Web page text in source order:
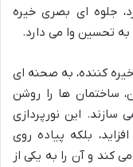
جلوه ای بصری خیره
به تحسین وا می دارد.
کننده، به صحنه ای
ساختمان ها را روشن
این نورپردازی
بلکه پیاده روی
کند و آن را به یکی از